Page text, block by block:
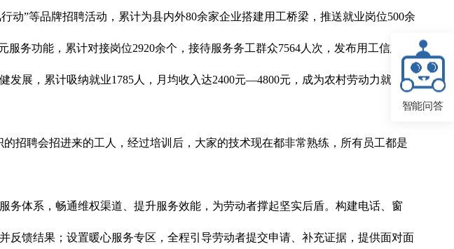
动”等品牌招聘活动，累计为县内外80余家企业搭建用工桥梁，推送就业岗位500余
务功能，累计对接岗位2920余个，接待服务务工群众7564人次，发布用工信息
发展，累计吸纳就业1785人，月均收入达2400元—4800元，成为农村劳动力就近就
招聘会招进来的工人，经过培训后，大家的技术现在都非常熟练，所有员工都是
体系，畅通维权渠道、提升服务效能，为劳动者撑起坚实后盾。构建电话、窗
馈结果；设置暖心服务专区，全程引导劳动者提交申请、补充证据，提供面对面
智能问答